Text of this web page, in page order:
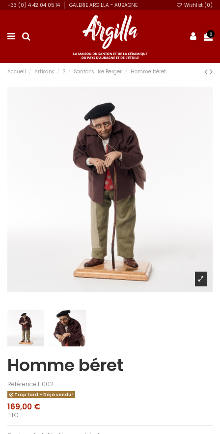
+33 (0) 4 42 04 05 14 GALERIE ARGILLA - AUBAGNE Wishlist (0)
0
Accueil Artisans S Santons Lise Berger Homme béret
Homme béret
Référence LI002
Trop tard - Déjà vendu !
169,00 €
TTC